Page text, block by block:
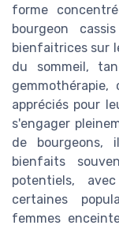
forme
bourgeon
bienfaitrices sur
du sommeil,
appréciés pour
s'engager
de bourgeons,
bienfaits
potentiels,
certaines
femmes